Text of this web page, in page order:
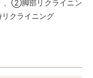
、②脚部リクライニン
クライニング